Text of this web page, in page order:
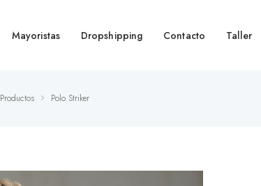
Mayoristas Dropshipping Contacto Taller
Productos Polo Striker